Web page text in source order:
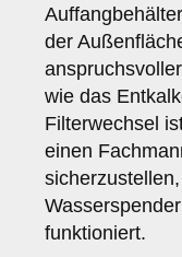
der
wie das
Filterwechsel
einen
funktioniert.